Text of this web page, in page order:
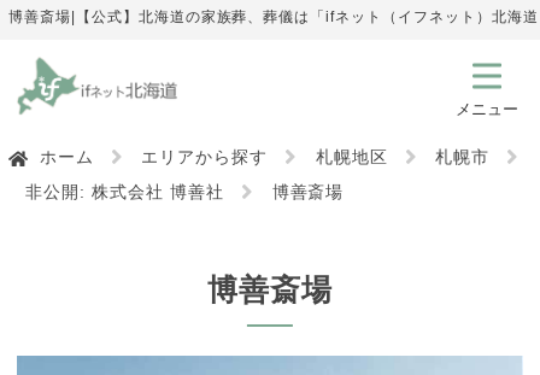
博善斎場|【公式】北海道の家族葬、葬儀は「ifネット（イフネット）北海
ホーム エリアから探す 札幌地区
札幌市
非公開: 株式会社 博善社
博善斎場
博善斎場